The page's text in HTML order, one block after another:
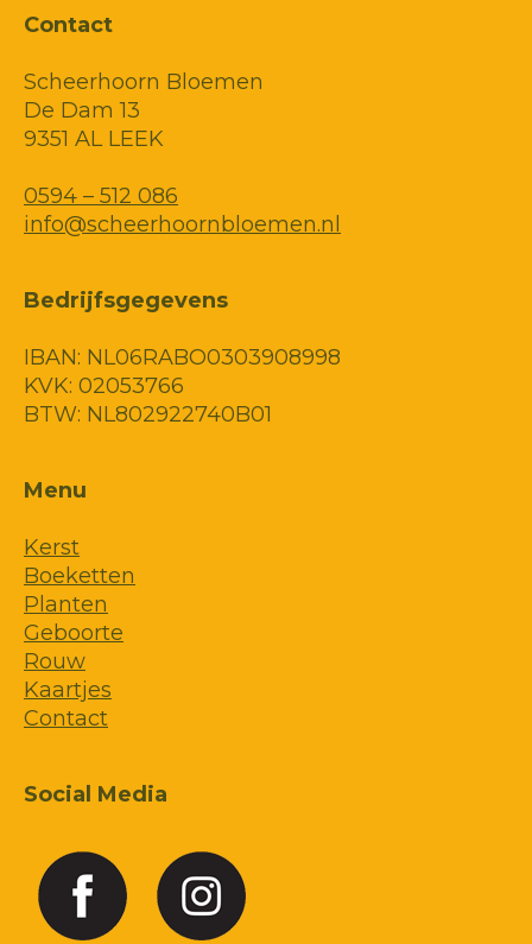
Contact
Scheerhoorn Bloemen
De Dam 13
9351 AL LEEK
0594 – 512 086
info@scheerhoornbloemen.nl
Bedrijfsgegevens
IBAN: NL06RABO0303908998
KVK: 02053766
BTW: NL802922740B01
Menu
Kerst
Boeketten
Planten
Geboorte
Rouw
Kaartjes
Contact
Social Media